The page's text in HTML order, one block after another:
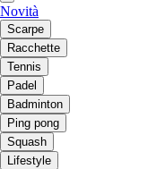
Novità
Scarpe
Racchette
Tennis
Padel
Badminton
Ping pong
Squash
Lifestyle